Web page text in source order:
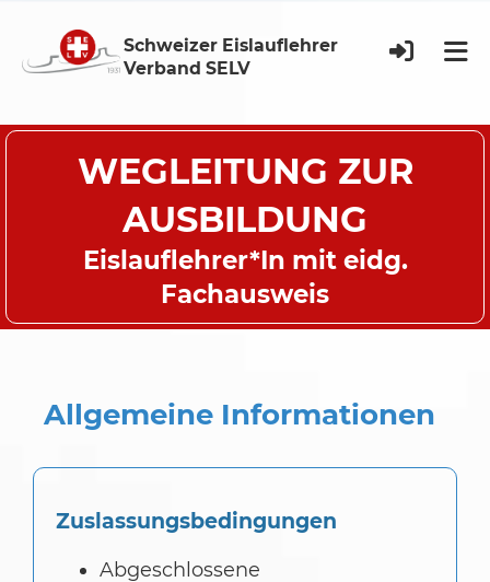
Schweizer Eislauflehrer
Verband SELV
WEGLEITUNG ZUR
AUSBILDUNG
Eislauflehrer*In mit eidg.
Fachausweis
Allgemeine Informationen
Zuslassungsbedingungen
Abgeschlossene